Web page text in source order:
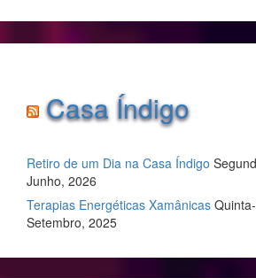
Casa Índigo
Retiro de um Dia na Casa Índigo
Junho, 2026
Terapias Energéticas Xamânicas
Setembro, 2025